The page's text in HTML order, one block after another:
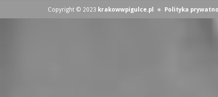
Copyright © 2023 krakowwpigulce.pl ∗ Polityka